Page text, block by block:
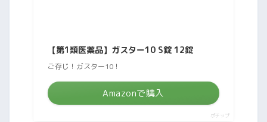
【第1類医薬品】ガスター10 S錠 12錠
ご存じ！ガスター10！
Amazonで購入
ポチップ